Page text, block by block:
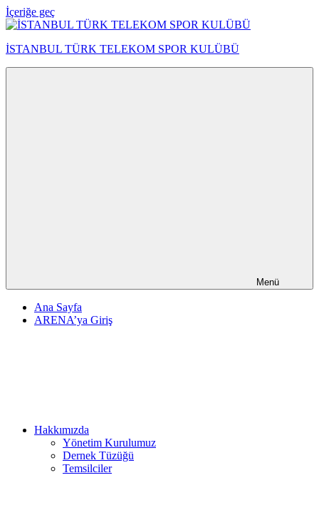
İçeriğe geç
İSTANBUL TÜRK TELEKOM SPOR KULÜBÜ
Menü
Ana Sayfa
ARENA’ya Giriş
Hakkımızda
Yönetim Kurulumuz
Dernek Tüzüğü
Temsilciler